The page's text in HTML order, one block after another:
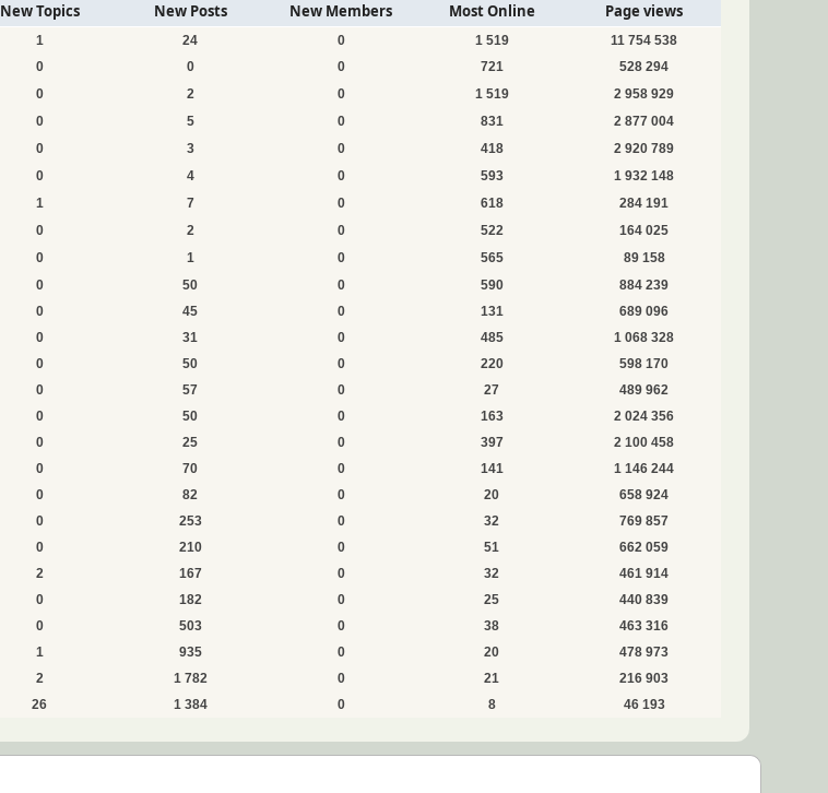
New Topics New Posts New Members Most Online Page views
1 24 0 1 519
11 754 538
0 0 0 721
528 294
0 2 0 1 519
2 958 929
0 5 0 831
2 877 004
0 3 0 418
2 920 789
0 4 0 593
1 932 148
1 7 0 618
284 191
0 2 0 522
164 025
0 1 0 565
89 158
0 50 0 590
884 239
0 45 0 131
689 096
0 31 0 485
1 068 328
0 50 0 220
598 170
0 57 0 27
489 962
0 50 0 163
2 024 356
0 25 0 397
2 100 458
0 70 0 141
1 146 244
0 82 0 20
658 924
0 253 0 32
769 857
0 210 0 51
662 059
2 167 0 32
461 914
0 182 0 25
440 839
0 503 0 38
463 316
1 935 0 20
478 973
2 1 782 0 21
216 903
26 1 384 0 8 46 193